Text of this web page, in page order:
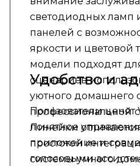
светодиодных ламп
панелей с
яркости и цветовой
модели подходят
сценариев
уютного домашнего
профессиональной
Линейки
простотой
системы умного
Удобство и
Пользователи ценят
понятное
приложение и
голосовыми